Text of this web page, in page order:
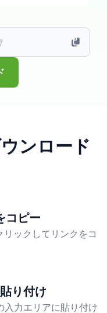
ンロード
コピー
ックしてリンクをコ
り付け
入力エリアに貼り付け